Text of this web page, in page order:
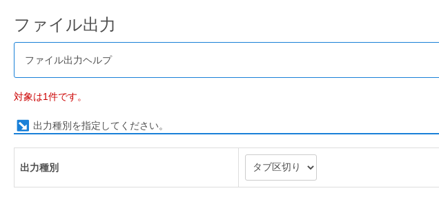
ファイル出力
ファイル出力ヘルプ
対象は1件です。
出力種別を指定してください。
出力種別